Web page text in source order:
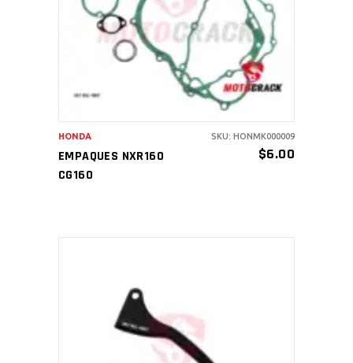
AÑADIR AL CARRITO
EMPAQUES NXR160
CG160
$6.00
HONDA SKU: HONMK000009
AÑADIR AL CARRITO